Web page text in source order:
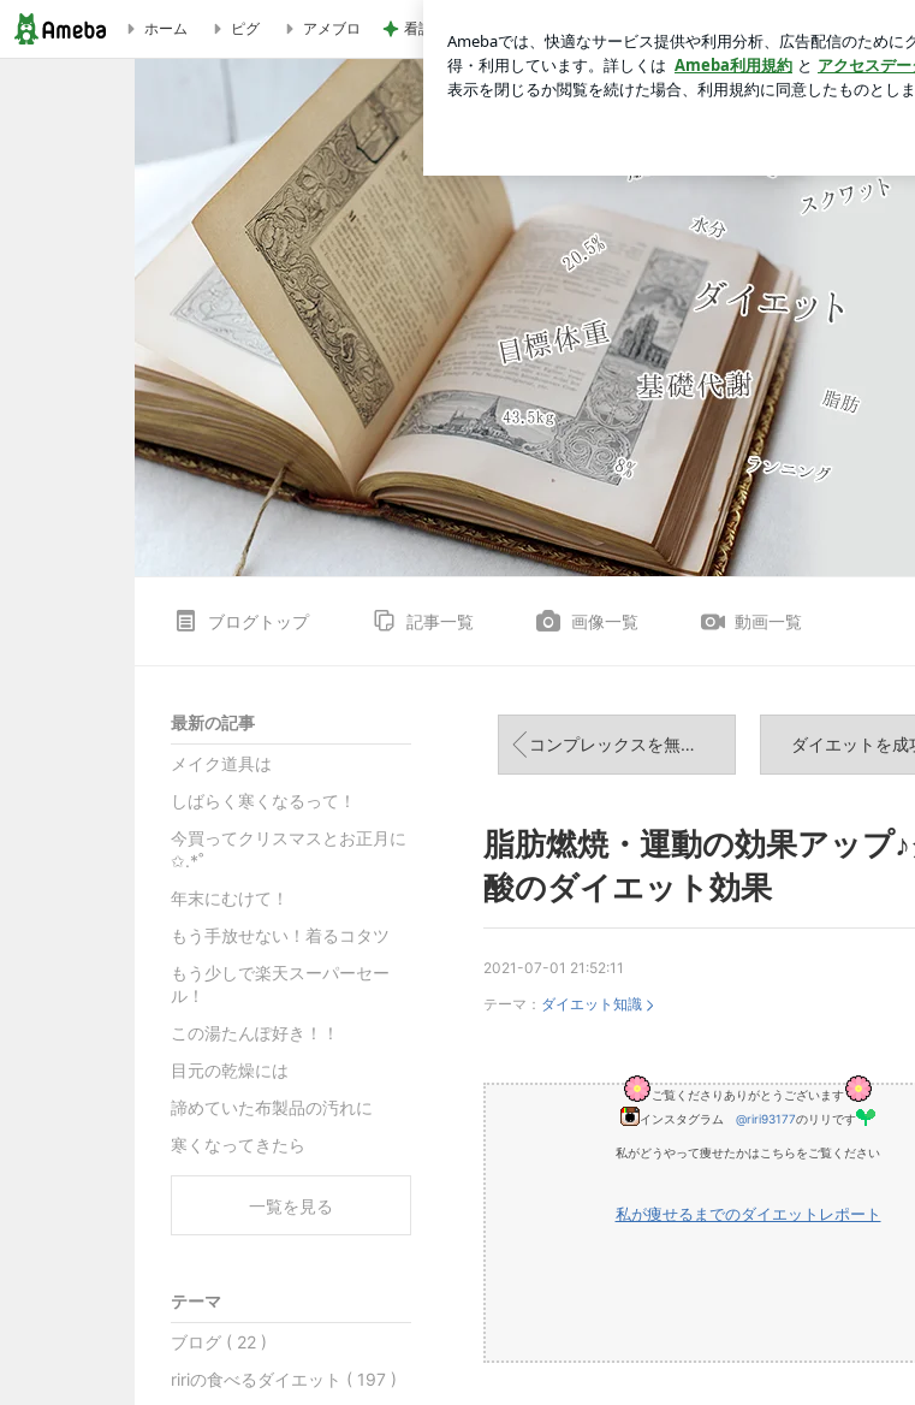
脂肪燃焼・運動の効果アップ♪クエン酸のダイエット効果 | ririの食べてやせるダイエット 本当のダイエッ
ホーム ピグ アメブロ 看護師からの薬に関する不安な返答
ブログトップ 記事一覧 画像一覧 動画一覧
コンプレックスを無くす！ダイエットの優先順位！
脂肪燃焼・運動の効果アップ
酸のダイエット効果
2021-07-01 21:52:11
テーマ： ダイエット知識
ご覧くださりありがとうございます
インスタグラム @riri93177のリリです
私がどうやって痩せたかはこちらをご覧ください
私が痩せるまでのダイエットレポート
最新の記事
メイク道具は
しばらく寒くなるって！
今買ってクリスマスとお正月に
✩.*˚
年末にむけて！
もう手放せない！着るコタツ
もう少しで楽天スーパーセー
ル！
この湯たんぽ好き！！
目元の乾燥には
諦めていた布製品の汚れに
寒くなってきたら
一覧を見る
テーマ
ブログ ( 22 )
ririの食べるダイエット ( 197 )